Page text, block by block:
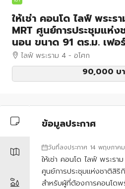
ให้เช่า คอนโด ไลฟ์ พระร
MRT ศูนย์การประชุมแห่
นอน ขนาด 91 ตร.ม. เฟ
ไลฟ์ พระราม 4 - อโศก
90,000 บ
ข้อมูลประกาศ
วันที่ลงประกาศ 14 พฤษภาค
ให้เช่า คอนโด ไลฟ์ พระร
ศูนย์การประชุมแห่งชาติสิริ
สำหรับผู้ที่ต้องการคอนโดพ